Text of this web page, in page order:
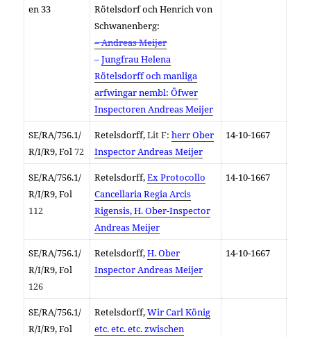
en 33
Rötelsdorf och Henrich von
Schwanenberg:
– Andreas Meijer
–Jungfrau Helena
Rötelsdorff och manliga
arfwingar nembl: Öfwer
Inspectoren Andreas Meijer
SE/RA/756.1/
R/I/R9,Fol72
Retelsdorff,Lit F:herr Ober
Inspector Andreas Meijer
14-10-1667
SE/RA/756.1/
R/I/R9,Fol
112
Retelsdorff,Ex Protocollo
Cancellaria Regia Arcis
Rigensis, H. Ober-Inspector
Andreas Meijer
14-10-1667
SE/RA/756.1/
R/I/R9, Fol
126
Retelsdorff,H. Ober
Inspector Andreas Meijer
14-10-1667
SE/RA/756.1/
R/I/R9, Fol
Retelsdorff,Wir Carl König
etc. etc. etc. zwischen